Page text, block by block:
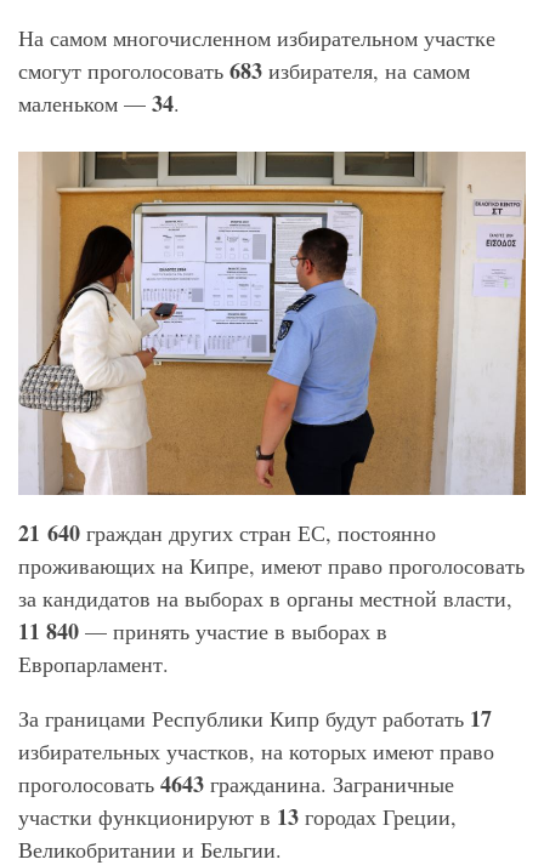
На самом многочисленном избирательном участке
смогут проголосовать 683 избирателя, на самом
маленьком — 34.
21 640 граждан других стран ЕС, постоянно
проживающих на Кипре, имеют право проголосовать
за кандидатов на выборах в органы местной власти,
11 840 — принять участие в выборах в
Европарламент.
За границами Республики Кипр будут работать 17
избирательных участков, на которых имеют право
проголосовать 4643 гражданина. Заграничные
участки функционируют в 13 городах Греции,
Великобритании и Бельгии.